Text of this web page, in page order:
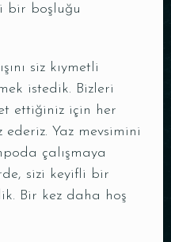
bir boşluğu
siz kıymetli
istedik. Bizleri
ettiğiniz için her
ederiz. Yaz mevsimini
çalışmaya
sizi keyifli bir
Bir kez daha hoş